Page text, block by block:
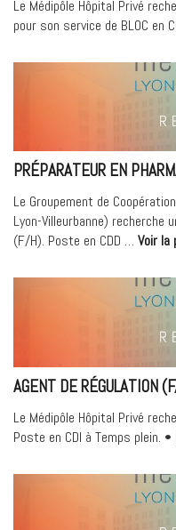
Le Médipôle Hôpital Privé
pour son service de BLOC en
PRÉPARATEUR EN
Le Groupement de
Lyon-Villeurbanne) recherche
(F/H). Poste en CDD … Voir la
AGENT DE RÉGULATION
Le Médipôle Hôpital Privé
Poste en CDI à Temps plein.